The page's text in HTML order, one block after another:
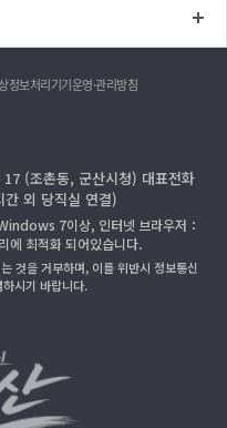
정보처리기기운영·관리방침
(조촌동, 군산시청) 대표전화
외 당직실 연결)
7이상, 인터넷 브라우저：
에 최적화 되어있습니다.
것을 거부하며, 이를 위반시 정보통신
시기 바랍니다.